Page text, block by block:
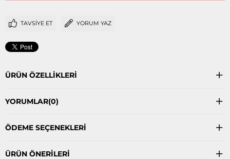
TAVSIYE ET YORUM YAZ
ÜRÜN ÖZELLIKLERI
YORUMLAR(0)
ÖDEME SEÇENEKLERI
ÜRÜN ÖNERILERI